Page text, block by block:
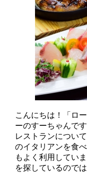
こんにちは！「ロ
ーのすーちゃんで
レストランについ
のイタリアンを食
もよく利用してい
を探しているので